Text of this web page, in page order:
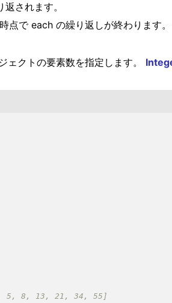
されます。
点で each の繰り返しが終わります
クトの要素数を指定します。